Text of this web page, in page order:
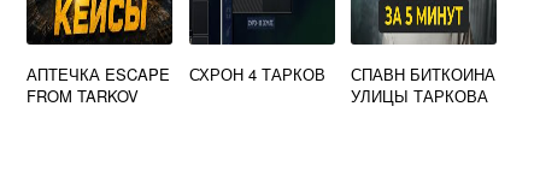
АПТЕЧКА ESCAPE
FROM TARKOV
СХРОН 4 ТАРКОВ
СПАВН БИТКОИНА
УЛИЦЫ ТАРКОВА